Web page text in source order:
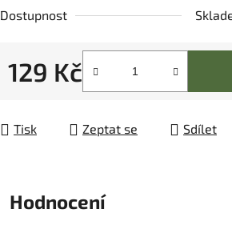
z
hvězdiček.
Dostupnost
129 Kč
Tisk Zeptat se Sdílet
Hodnocení